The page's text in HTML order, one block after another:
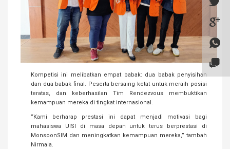
Kompetisi ini melibatkan empat babak: dua babak penyisihan
dan dua babak final. Peserta bersaing ketat untuk meraih posisi
teratas, dan keberhasilan Tim Rendezvous membuktikan
kemampuan mereka di tingkat internasional.
“Kami berharap prestasi ini dapat menjadi motivasi bagi
mahasiswa UISI di masa depan untuk terus berprestasi di
MonsoonSIM dan meningkatkan kemampuan mereka,” tambah
Nirmala.